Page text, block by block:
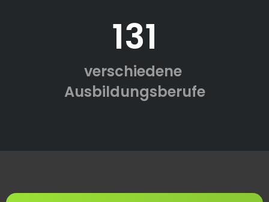
131
verschiedene
Ausbildungsberufe